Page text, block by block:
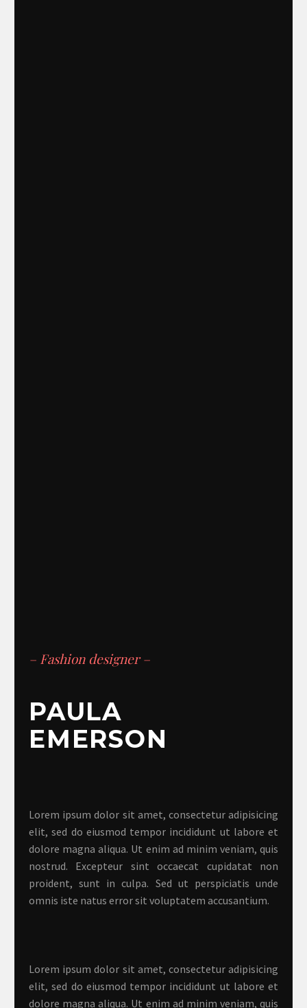
– Fashion designer –
PAULA
EMERSON
Lorem ipsum dolor sit amet, consectetur adipisicing
elit, sed do eiusmod tempor incididunt ut labore et
dolore magna aliqua. Ut enim ad minim veniam, quis
nostrud. Excepteur sint occaecat cupidatat non
proident, sunt in culpa. Sed ut perspiciatis unde
omnis iste natus error sit voluptatem accusantium.
Lorem ipsum dolor sit amet, consectetur adipisicing
elit, sed do eiusmod tempor incididunt ut labore et
dolore magna aliqua. Ut enim ad minim veniam, quis